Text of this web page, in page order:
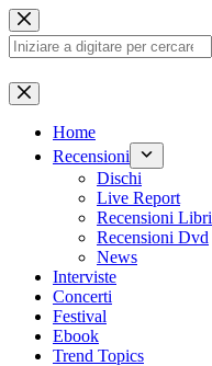
Salta
al
contenuto
Nessun
risultato
Home
Recensioni
Dischi
Live Report
Recensioni Libri
Recensioni Dvd
News
Interviste
Concerti
Festival
Ebook
Trend Topics